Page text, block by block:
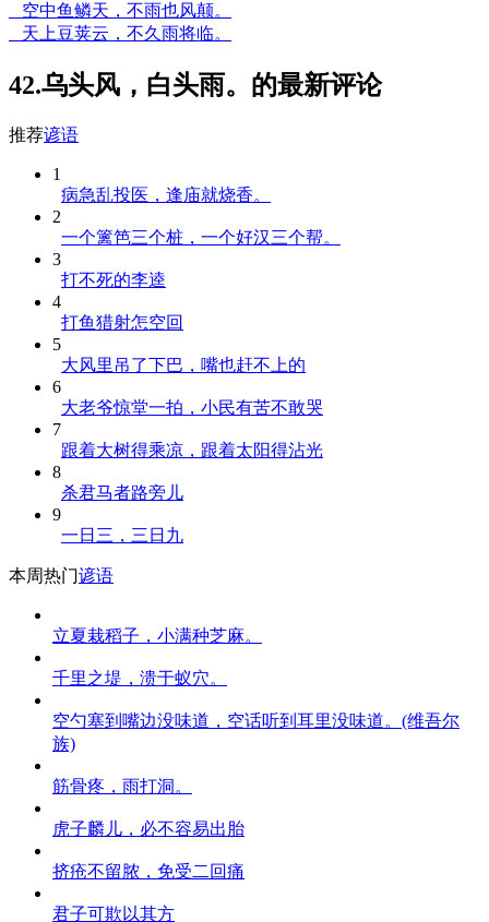
空中鱼鳞天，不雨也风颠。
天上豆荚云，不久雨将临。
42.乌头风，白头雨。的最新评论
推荐谚语
1
病急乱投医，逢庙就烧香。
2
一个篱笆三个桩，一个好汉三个帮。
3
打不死的李逵
4
打鱼猎射怎空回
5
大风里吊了下巴，嘴也赶不上的
6
大老爷惊堂一拍，小民有苦不敢哭
7
跟着大树得乘凉，跟着太阳得沾光
8
杀君马者路旁儿
9
一日三，三日九
本周热门谚语
立夏栽稻子，小满种芝麻。
千里之堤，溃于蚁穴。
空勺塞到嘴边没味道，空话听到耳里没味道。(维吾尔
族)
筋骨疼，雨打洞。
虎子麟儿，必不容易出胎
挤疮不留脓，免受二回痛
君子可欺以其方